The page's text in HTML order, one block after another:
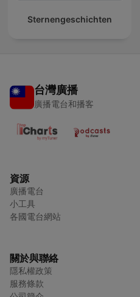
Sternengeschichten
台灣廣播
廣播電台和播客
資源
廣播電台
小工具
各國電台網站
關於與聯絡
隱私權政策
服務條款